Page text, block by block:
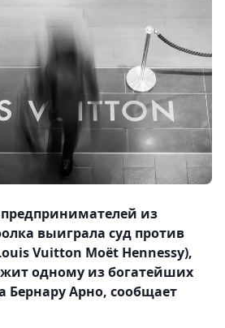
из
выиграла суд против
Vuitton Moёt Hennessy),
одному из богатейших
Бернару Арно, сообщает